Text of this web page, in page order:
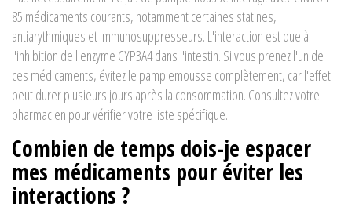
85 médicaments courants, notamment certaines statines,
antiarythmiques et immunosuppresseurs. L'interaction est due à
l'inhibition de l'enzyme CYP3A4 dans l'intestin. Si vous prenez l'un de
ces médicaments, évitez le pamplemousse complètement, car l'effet
peut durer plusieurs jours après la consommation. Consultez votre
pharmacien pour vérifier votre liste spécifique.
Combien de temps dois-je espacer
mes médicaments pour éviter les
interactions ?